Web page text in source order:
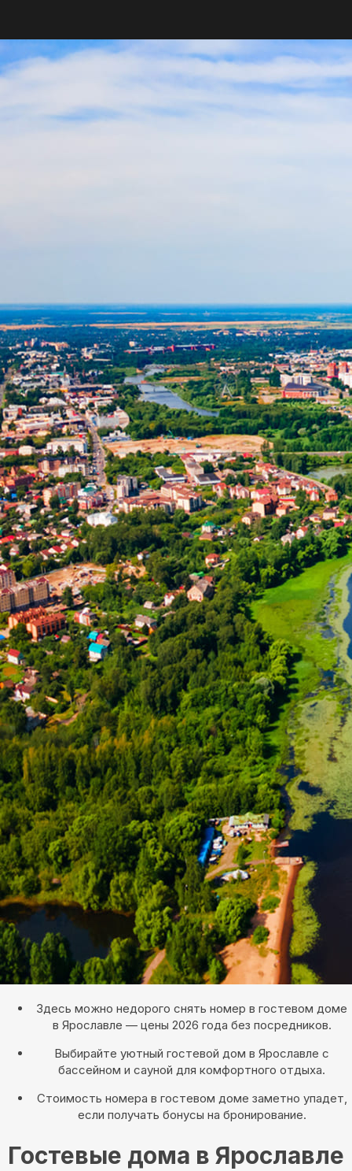
Здесь можно недорого снять номер в гостевом доме
в Ярославле — цены 2026 года без посредников.
Выбирайте уютный гостевой дом в Ярославле с
бассейном и сауной для комфортного отдыха.
Стоимость номера в гостевом доме заметно упадет,
если получать бонусы на бронирование.
Гостевые дома в Ярославле